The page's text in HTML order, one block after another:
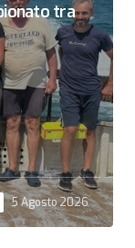
tra
5 Agosto 2026